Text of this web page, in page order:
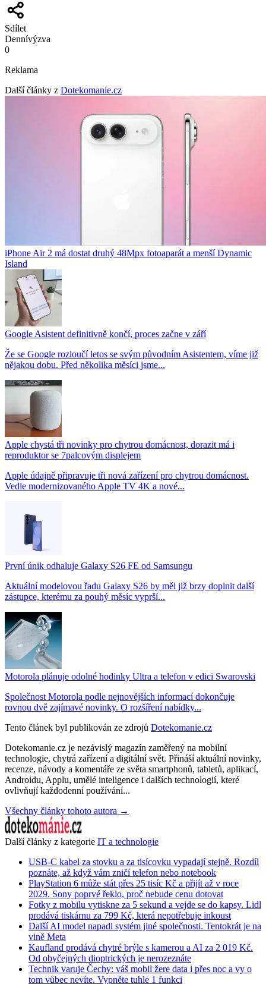
Sdílet
Dennívýzva
0
Reklama
Další články z Dotekomanie.cz
iPhone Air 2 má dostat druhý 48Mpx fotoaparát a menší Dynamic
Island
Google Asistent definitivně končí, proces začne v září
Že se Google rozloučí letos se svým původním Asistentem, víme již
nějakou dobu. Před několika měsíci jsme...
Apple chystá tři novinky pro chytrou domácnost, dorazit má i
reproduktor se 7palcovým displejem
Apple údajně připravuje tři nová zařízení pro chytrou domácnost.
Vedle modernizovaného Apple TV 4K a nové...
První únik odhaluje Galaxy S26 FE od Samsungu
Aktuální modelovou řadu Galaxy S26 by měl již brzy doplnit další
zástupce, kterému za pouhý měsíc vyprší...
Motorola plánuje odolné hodinky Ultra a telefon v edici Swarovski
Společnost Motorola podle nejnovějších informací dokončuje
rovnou dvě zajímavé novinky. O rozšíření nabídky...
Tento článek byl publikován ze zdrojů Dotekomanie.cz
Dotekomanie.cz je nezávislý magazín zaměřený na mobilní
technologie, chytrá zařízení a digitální svět. Přináší aktuální novinky,
recenze, návody a komentáře ze světa smartphonů, tabletů, aplikací,
Androidu, Applu, umělé inteligence i dalších technologií, které
ovlivňují každodenní používání...
Všechny články tohoto autora →
Další články z kategorie IT a technologie
USB-C kabel za stovku a za tisícovku vypadají stejně. Rozdíl
poznáte, až když vám zničí telefon nebo notebook
PlayStation 6 může stát přes 25 tisíc Kč a přijít až v roce
2029. Sony poprvé řeklo, proč nebude cenu dotovat
Fotky z mobilu vytiskne za 5 sekund a vejde se do kapsy. Lidl
prodává tiskárnu za 799 Kč, která nepotřebuje inkoust
Další AI model napadl systém jiné společnosti. Tentokrát je na
vině Meta
Kaufland prodává chytré brýle s kamerou a AI za 2 019 Kč.
Od obyčejných dioptrických je nerozeznáte
Technik varuje Čechy: váš mobil žere data i přes noc a vy o
tom vůbec nevíte. Vypněte tuhle 1 funkci